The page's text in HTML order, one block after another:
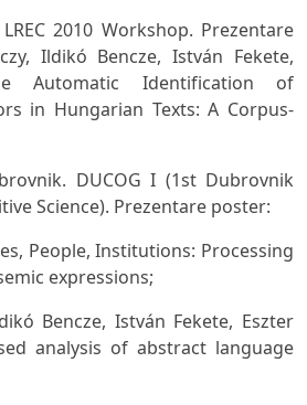
2010 Workshop. Prezentare
Ildikó Bencze, István Fekete,
Automatic Identification of
in Hungarian Texts: A Corpus-
DUCOG I (1st Dubrovnik
Science). Prezentare poster:
People, Institutions: Processing
expressions;
Bencze, István Fekete, Eszter
analysis of abstract language